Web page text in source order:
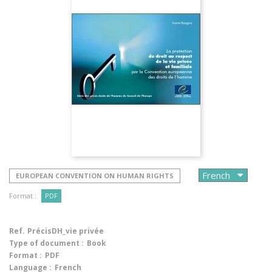
EUROPEAN CONVENTION ON HUMAN RIGHTS
Format : PDF
Ref. PrécisDH_vie privée
Type of document : Book
Format : PDF
Language : French